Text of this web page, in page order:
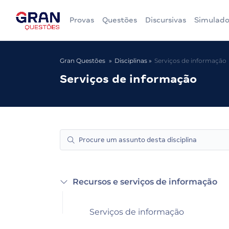
Provas Questões Discursivas
Gran Questões Disciplinas Serviços de informação
Serviços de informação
Recursos e serviços de informação
Serviços de informação